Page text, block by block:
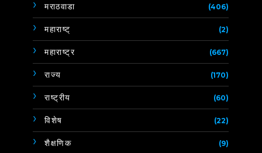
मराठवाडा (406)
महाराष्ट् (2)
महाराष्ट्र (667)
राज्य (170)
राष्ट्रीय (60)
विशेष (22)
शैक्षणिक (9)